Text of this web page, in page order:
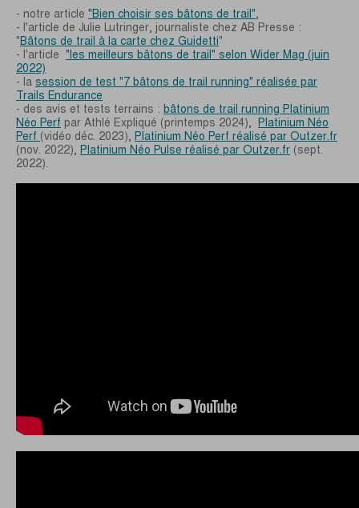
- notre article "Bien choisir ses bâtons de trail",
- l'article de Julie Lutringer, journaliste chez AB Presse :
"Bâtons de trail à la carte chez Guidetti"
- l'article "les meilleurs bâtons de trail" selon Wider Mag (juin
2022)
- la session de test "7 bâtons de trail running" réalisée par
Trails Endurance
- des avis et tests terrains : bâtons de trail running Platinium
Néo Perf par Athlé Expliqué (printemps 2024),
Platinium Néo
Perf (vidéo déc. 2023), Platinium Néo Perf réalisé par Outzer.fr
(nov. 2022), Platinium Néo Pulse réalisé par Outzer.fr (sept.
2022).